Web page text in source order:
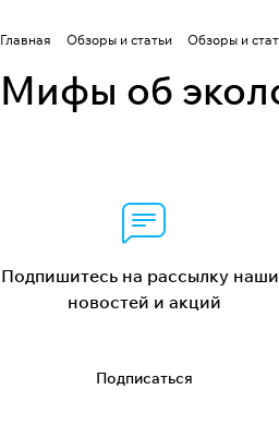
Главная Обзоры и статьи Обзоры и
Мифы об
Подпишитесь на рассылку
новостей и акций
Подписаться